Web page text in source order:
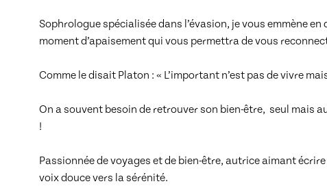
Sophrologue spécialisée dans l’évasion, je vous emmène
moment d’apaisement qui vous permettra de vous
Comme le disait Platon : « L’important n’est pas de vivre
On a souvent besoin de retrouver son bien-être,  seul mais
!
Passionnée de voyages et de bien-être, autrice aimant
voix douce vers la sérénité.